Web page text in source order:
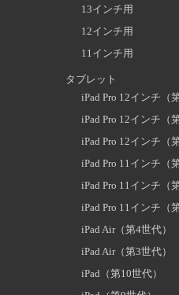
13インチ用
12インチ用
11インチ用
タブレット
iPad Pro 12インチ（
iPad Pro 12インチ（
iPad Pro 12インチ（
iPad Pro 11インチ（
iPad Pro 11インチ（
iPad Pro 11インチ（
iPad Air（第4世代）
iPad Air（第3世代）
iPad（第10世代）